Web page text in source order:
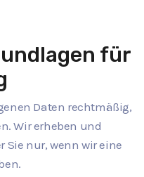
für
Daten rechtmäßig,
Wir erheben und
Sie nur, wenn wir eine